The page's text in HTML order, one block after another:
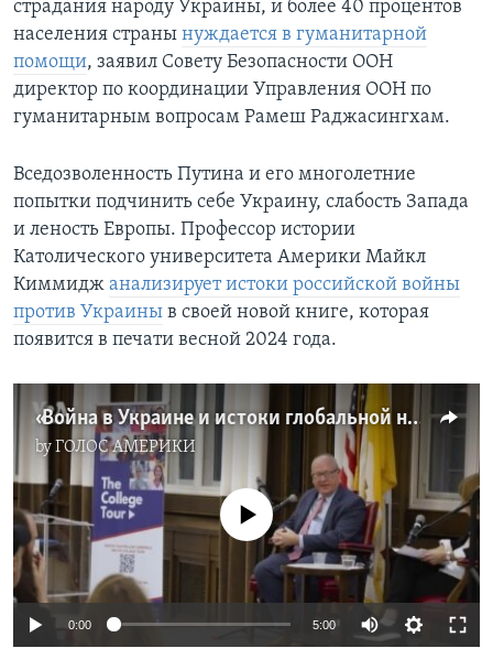
страдания народу Украины, и более 40 процентов
населения страны нуждается в гуманитарной
помощи, заявил Совету Безопасности ООН
директор по координации Управления ООН по
гуманитарным вопросам Рамеш Раджасингхам.
Вседозволенность Путина и его многолетние
попытки подчинить себе Украину, слабость Запада
и леность Европы. Профессор истории
Католического университета Америки Майкл
Киммидж анализирует истоки российской войны
против Украины в своей новой книге, которая
появится в печати весной 2024 года.
«Война в Украине и истоки глобальной нестабильности». Американский историк написал книгу о войне России против Украины
byГОЛОС АМЕРИКИ
No media source currently available
0:00 5:00